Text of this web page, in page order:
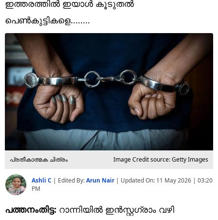
ഇത്തരത്തിൽ ഇയാൾ കൂടുതൽ
പെൺകുട്ടികളെ........
പ്രതീകാത്മക ചിത്രം Image Credit source: Getty Images
Ashli C | Edited By:Arun Nair | Updated On: 11 May 2026 | 03:20
PM
പത്തനംതിട്ട: റാന്നിയിൽ ഇൻസ്റ്റഗ്രാം വഴി